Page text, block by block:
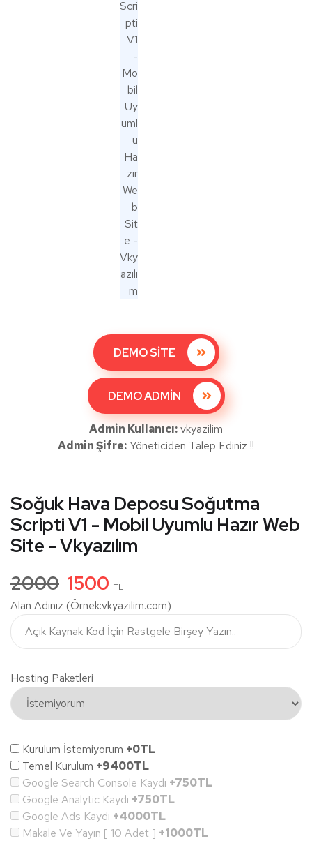
DEMO SİTE
DEMO ADMİN
Admin Kullanıcı:vkyazilim
Admin Şifre:Yöneticiden Talep Ediniz !!
Soğuk Hava Deposu Soğutma
Scripti V1 - Mobil Uyumlu Hazır Web
Site - Vkyazılım
2000 1500 TL
Alan Adınız (Örnek:vkyazilim.com)
Hosting Paketleri
Kurulum İstemiyorum +0TL
Temel Kurulum +9400TL
Google Search Console Kaydı +750TL
Google Analytic Kaydı +750TL
Google Ads Kaydı +4000TL
Makale Ve Yayın [ 10 Adet ] +1000TL